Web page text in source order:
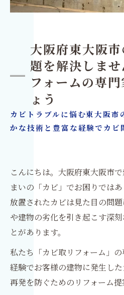
大阪府東大阪
題を解決しま
フォームの専
ょう
カビトラブルに悩む東大阪市
かな技術と豊富な経験でカビ
こんにちは。大阪府東大阪市
まいの「カビ」でお困りでは
放置されたカビは見た目の問
や建物の劣化を引き起こす深
とがあります。
私たち「カビ取リフォーム」
経験でお客様の建物に発生した
再発を防ぐためのリフォーム提